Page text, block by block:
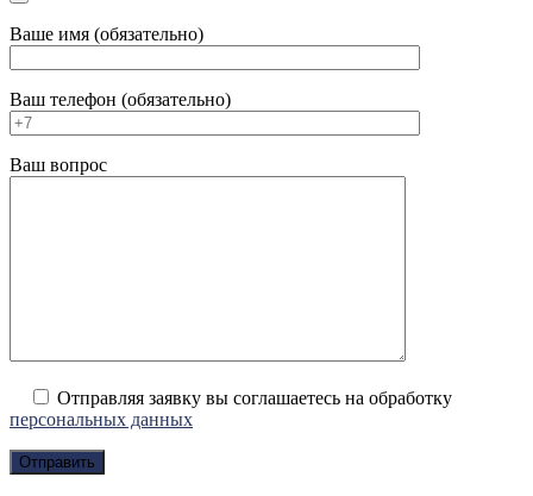
Ваше имя (обязательно)
Ваш телефон (обязательно)
Ваш вопрос
Отправляя заявку вы соглашаетесь на обработку
персональных данных